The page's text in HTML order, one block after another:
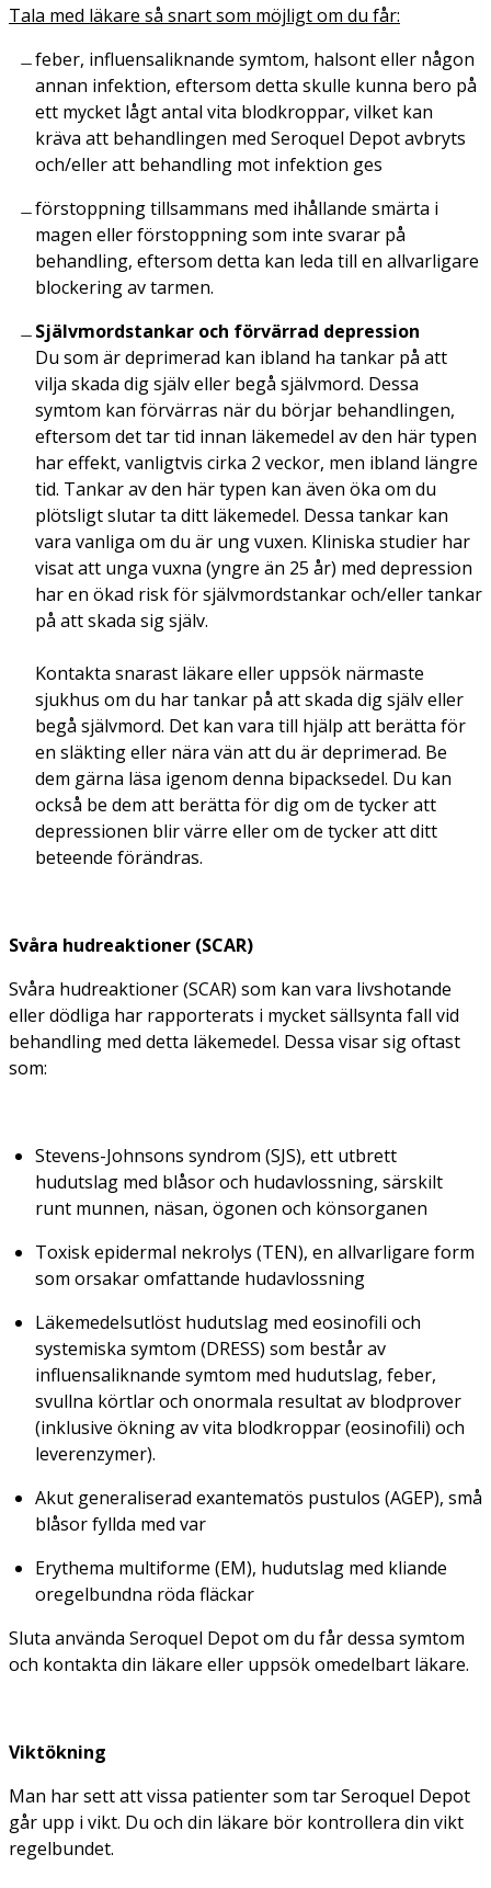
Tala med läkare så snart som möjligt om du får:
feber, influensaliknande symtom, halsont eller någon
annan infektion, eftersom detta skulle kunna bero på
ett mycket lågt antal vita blodkroppar, vilket kan
kräva att behandlingen med Seroquel Depot avbryts
och/eller att behandling mot infektion ges
förstoppning tillsammans med ihållande smärta i
magen eller förstoppning som inte svarar på
behandling, eftersom detta kan leda till en allvarligare
blockering av tarmen.
Självmordstankar och förvärrad depression
Du som är deprimerad kan ibland ha tankar på att
vilja skada dig själv eller begå självmord. Dessa
symtom kan förvärras när du börjar behandlingen,
eftersom det tar tid innan läkemedel av den här typen
har effekt, vanligtvis cirka 2 veckor, men ibland längre
tid. Tankar av den här typen kan även öka om du
plötsligt slutar ta ditt läkemedel. Dessa tankar kan
vara vanliga om du är ung vuxen. Kliniska studier har
visat att unga vuxna (yngre än 25 år) med depression
har en ökad risk för självmordstankar och/eller tankar
på att skada sig själv.
Kontakta snarast läkare eller uppsök närmaste
sjukhus om du har tankar på att skada dig själv eller
begå självmord. Det kan vara till hjälp att berätta för
en släkting eller nära vän att du är deprimerad. Be
dem gärna läsa igenom denna bipacksedel. Du kan
också be dem att berätta för dig om de tycker att
depressionen blir värre eller om de tycker att ditt
beteende förändras.
Svåra hudreaktioner (SCAR)
Svåra hudreaktioner (SCAR) som kan vara livshotande
eller dödliga har rapporterats i mycket sällsynta fall vid
behandling med detta läkemedel. Dessa visar sig oftast
som:
Stevens-Johnsons syndrom (SJS), ett utbrett
hudutslag med blåsor och hudavlossning, särskilt
runt munnen, näsan, ögonen och könsorganen
Toxisk epidermal nekrolys (TEN), en allvarligare form
som orsakar omfattande hudavlossning
Läkemedelsutlöst hudutslag med eosinofili och
systemiska symtom (DRESS) som består av
influensaliknande symtom med hudutslag, feber,
svullna körtlar och onormala resultat av blodprover
(inklusive ökning av vita blodkroppar (eosinofili) och
leverenzymer).
Akut generaliserad exantematös pustulos (AGEP), små
blåsor fyllda med var
Erythema multiforme (EM), hudutslag med kliande
oregelbundna röda fläckar
Sluta använda Seroquel Depot om du får dessa symtom
och kontakta din läkare eller uppsök omedelbart läkare.
Viktökning
Man har sett att vissa patienter som tar Seroquel Depot
går upp i vikt. Du och din läkare bör kontrollera din vikt
regelbundet.